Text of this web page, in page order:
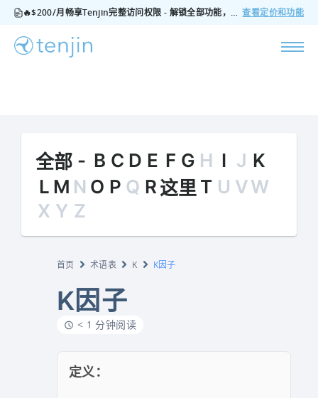
🔥$200/月畅享Tenjin完整访问权限 - 解锁全部功能，无隐藏费用，随时可取消 查看定价和功能
全部 - B C D E F G H I J K
L M N O P Q R这里 T U VW
X Y Z
首页 术语表 K K因子
K因子
< 1 分钟阅读
定义：